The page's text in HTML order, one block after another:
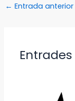
← Entrada anterior